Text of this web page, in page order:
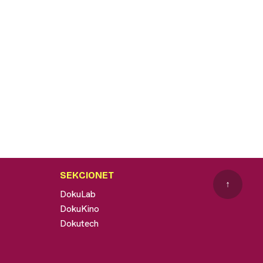
SEKCIONET
DokuLab
DokuKino
Dokutech
↑